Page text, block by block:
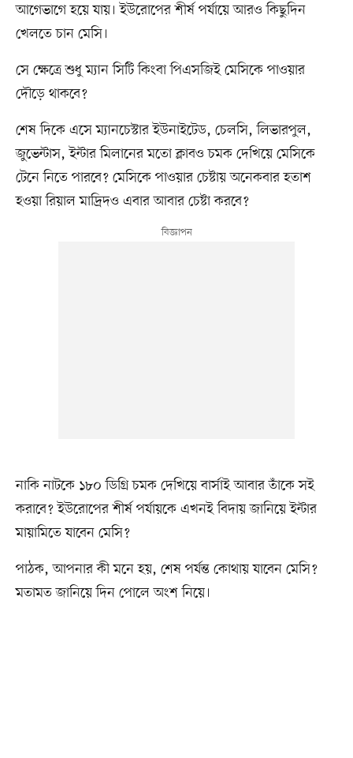
আগেভাগে হয়ে যায়। ইউরোপের শীর্ষ পর্যায়ে আরও কিছুদিন
খেলতে চান মেসি।
সে ক্ষেত্রে শুধু ম্যান সিটি কিংবা পিএসজিই মেসিকে পাওয়ার
দৌড়ে থাকবে?
শেষ দিকে এসে ম্যানচেস্টার ইউনাইটেড, চেলসি, লিভারপুল,
জুভেন্টাস, ইন্টার মিলানের মতো ক্লাবও চমক দেখিয়ে মেসিকে
টেনে নিতে পারবে? মেসিকে পাওয়ার চেষ্টায় অনেকবার হতাশ
হওয়া রিয়াল মাদ্রিদও এবার আবার চেষ্টা করবে?
নাকি নাটকে ১৮০ ডিগ্রি চমক দেখিয়ে বার্সাই আবার তাঁকে সই
করাবে? ইউরোপের শীর্ষ পর্যায়কে এখনই বিদায় জানিয়ে ইন্টার
মায়ামিতে যাবেন মেসি?
পাঠক, আপনার কী মনে হয়, শেষ পর্যন্ত কোথায় যাবেন মেসি?
মতামত জানিয়ে দিন পোলে অংশ নিয়ে।